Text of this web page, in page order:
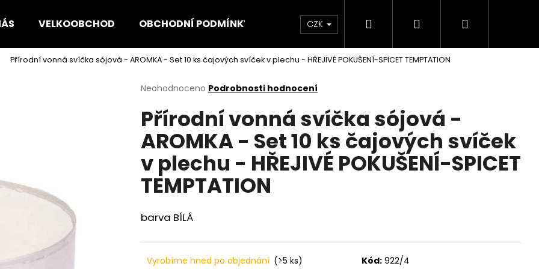
VELKOOBCHOD OBCHODNÍ PODMÍNKY KONTAKTY
CZK Hledat PřihlášeníNákupní
Přírodní vonná svíčka sójová - AROMKA - Set 10 ks čajových svíček v plechu - HŘEJIVÉ POKUŠENÍ-SPICET TEMPTATION
Průměrné
produktu
je
0,0
z
5
hvězdiček.
Neohodnoceno Podrobnosti hodnocení
Přírodní vonná svíčka sójová -
AROMKA - Set 10 ks čajových svíček
v plechu - HŘEJIVÉ POKUŠENÍ-SPICET
TEMPTATION
barva BÍLÁ
Vyrobíme hned po objednání (>5 ks) Kód: 922/4
Co potřebujete najít?
HLEDAT
Následující